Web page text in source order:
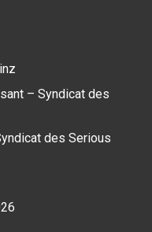
– Syndicat des
des Serious